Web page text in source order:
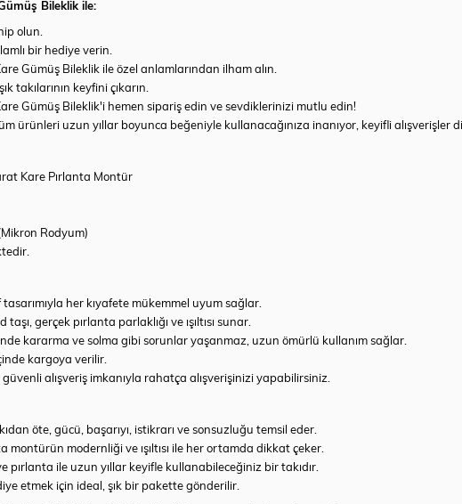
Bileklik ile:
olun.
bir hediye verin.
Gümüş Bileklik ile özel anlamlarından ilham alın.
takılarının keyfini çıkarın.
Gümüş Bileklik'i hemen sipariş edin ve sevdiklerinizi mutlu edin!
ürünleri uzun yıllar boyunca beğeniyle kullanacağınıza inanıyor, keyifli alışverişler
Kare Pırlanta Montür
Rodyum)
her kıyafete mükemmel uyum sağlar.
gerçek pırlanta parlaklığı ve ışıltısı sunar.
kararma ve solma gibi sorunlar yaşanmaz, uzun ömürlü kullanım sağlar.
kargoya verilir.
alışveriş imkanıyla rahatça alışverişinizi yapabilirsiniz.
öte, gücü, başarıyı, istikrarı ve sonsuzluğu temsil eder.
montürün modernliği ve ışıltısı ile her ortamda dikkat çeker.
pırlanta ile uzun yıllar keyifle kullanabileceğiniz bir takıdır.
etmek için ideal, şık bir pakette gönderilir.